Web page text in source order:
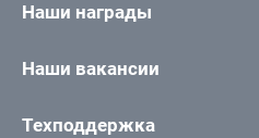
Наши награды
Наши вакансии
Техподдержка